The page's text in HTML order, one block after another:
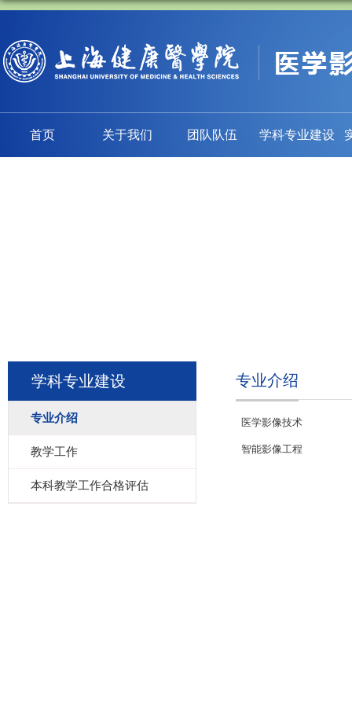
首页 关于我们 团队队伍 学科专业建设
学科专业建设
专业介绍
教学工作
本科教学工作合格评估
专业介绍
医学影像技术
智能影像工程